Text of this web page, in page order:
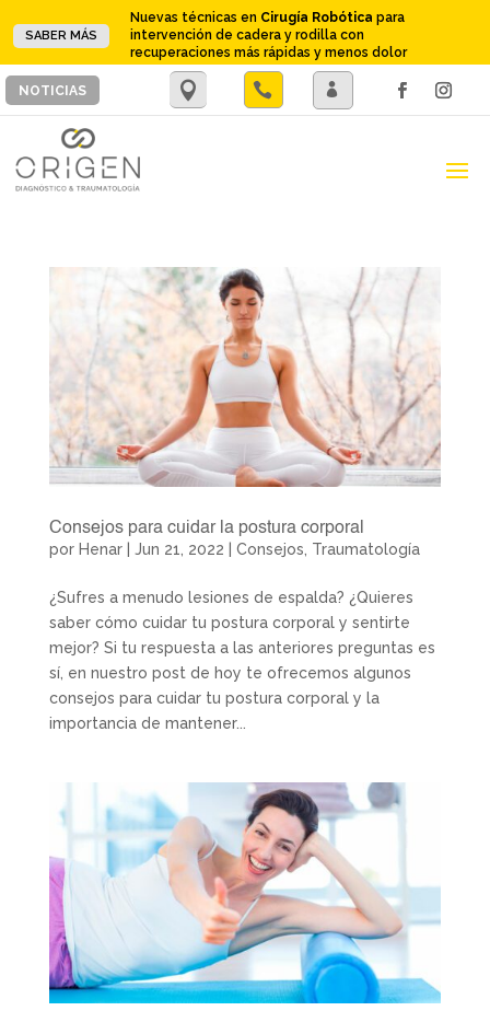
SABER MÁS
Nuevas técnicas en Cirugía Robótica para
intervención de cadera y rodilla con
recuperaciones más rápidas y menos dolor
NOTICIAS 
Consejos para cuidar la postura corporal
por Henar| Jun 21, 2022 Consejos Traumatología
¿Sufres a menudo lesiones de espalda? ¿Quieres
saber cómo cuidar tu postura corporal y sentirte
mejor? Si tu respuesta a las anteriores preguntas es
sí, en nuestro post de hoy te ofrecemos algunos
consejos para cuidar tu postura corporal y la
importancia de mantener...